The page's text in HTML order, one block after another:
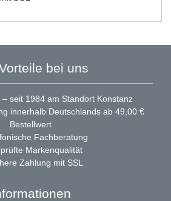
bei uns
seit 1984 am Standort Konstanz
innerhalb Deutschlands ab 49,00 €
Bestellwert
Fachberatung
Markenqualität
Zahlung mit SSL